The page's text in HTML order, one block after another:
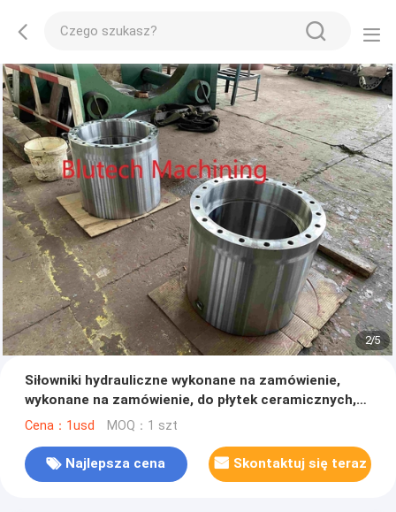
2/5
Siłowniki hydrauliczne wykonane na zamówienie,
wykonane na zamówienie, do płytek ceramicznych,
chodników
Cena：1usd MOQ：1 szt
Najlepsza cena Skontaktuj się teraz